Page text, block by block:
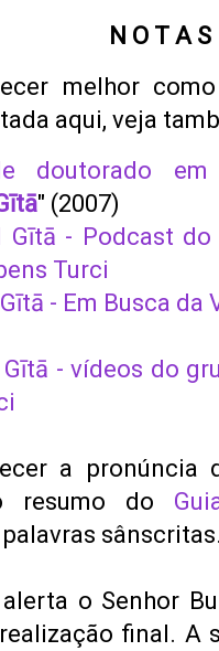
N O T A S
melhor
aqui, veja
doutorado em
" (2007)
Gītā - Podcast
Turci
- Em Busca da
Gītā - vídeos do
a pronúncia
resumo do
o Senhor
final. A